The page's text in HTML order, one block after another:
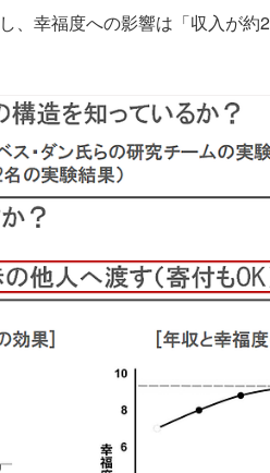
、幸福度への影響は「収入が約